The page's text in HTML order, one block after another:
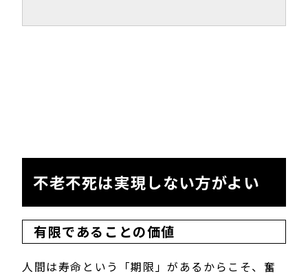
不老不死は実現しない方がよい
有限であることの価値
人間は寿命という「期限」があるからこそ、奮